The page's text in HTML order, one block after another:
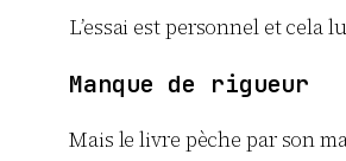
L’essai est personnel et
Manque de rigueur
Mais le livre pèche par son